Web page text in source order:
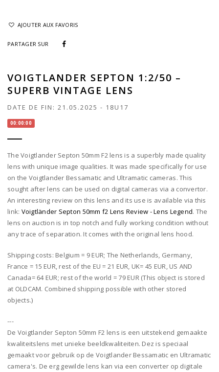
AJOUTER AUX FAVORIS
PARTAGER SUR
VOIGTLANDER SEPTON 1:2/50 –
SUPERB VINTAGE LENS
DATE DE FIN: 21.05.2025 - 18U17
00:00:00
The Voigtlander Septon 50mm F2 lens is a superbly made quality
lens with unique image qualities. It was made specifically for use
on the Voigtlander Bessamatic and Ultramatic cameras. This
sought after lens can be used on digital cameras via a convertor.
An interesting review on this lens and its use is available via this
link: Voigtländer Septon 50mm f2 Lens Review - Lens Legend. The
lens on auction is in top notch and fully working condition without
any trace of separation. It comes with the original lens hood.
Shipping costs: Belgium = 9 EUR; The Netherlands, Germany,
France = 15 EUR, rest of the EU = 21 EUR, UK= 45 EUR, US AND
Canada= 64 EUR; rest of the world = 79 EUR (This object is stored
at OLDCAM. Combined shipping possible with other stored
objects.)
---
De Voigtlander Septon 50mm F2 lens is een uitstekend gemaakte
kwaliteitslens met unieke beeldkwaliteiten. Dez is speciaal
gemaakt voor gebruik op de Voigtlander Bessamatic en Ultramatic
camera's. De erg gewilde lens kan via een converter op digitale